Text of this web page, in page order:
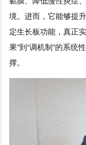
境。进而，它能够提
定生长板功能，真正
果”到“调机制”的系统
撑。